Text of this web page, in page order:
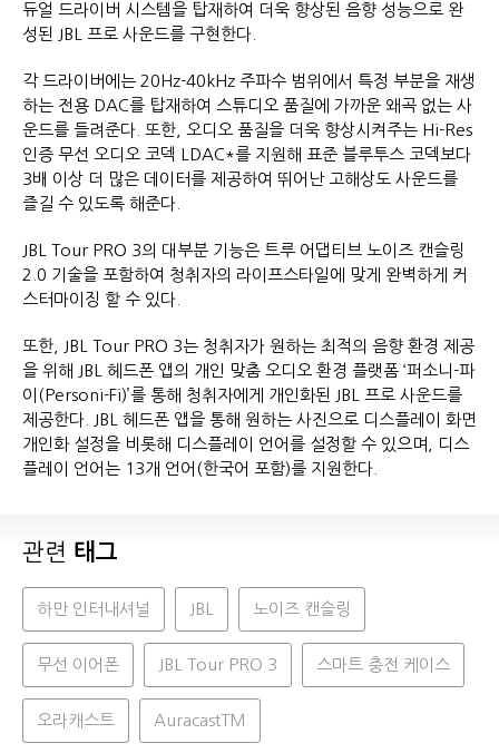
듀얼 드라이버 시스템을 탑재하여 더욱 향상된 음향 성능으로 완
성된 JBL 프로 사운드를 구현한다.
각 드라이버에는 20Hz-40kHz 주파수 범위에서 특정 부분을 재생
하는 전용 DAC를 탑재하여 스튜디오 품질에 가까운 왜곡 없는 사
운드를 들려준다. 또한, 오디오 품질을 더욱 향상시켜주는 Hi-Res
인증 무선 오디오 코덱 LDAC*를 지원해 표준 블루투스 코덱보다
3배 이상 더 많은 데이터를 제공하여 뛰어난 고해상도 사운드를
즐길 수 있도록 해준다.
JBL Tour PRO 3의 대부분 기능은 트루 어댑티브 노이즈 캔슬링
2.0 기술을 포함하여 청취자의 라이프스타일에 맞게 완벽하게 커
스터마이징 할 수 있다.
또한, JBL Tour PRO 3는 청취자가 원하는 최적의 음향 환경 제공
을 위해 JBL 헤드폰 앱의 개인 맞춤 오디오 환경 플랫폼 ‘퍼소니-파
이(Personi-Fi)’를 통해 청취자에게 개인화된 JBL 프로 사운드를
제공한다. JBL 헤드폰 앱을 통해 원하는 사진으로 디스플레이 화면
개인화 설정을 비롯해 디스플레이 언어를 설정할 수 있으며, 디스
플레이 언어는 13개 언어(한국어 포함)를 지원한다.
관련 태그
하만 인터내셔널 JBL 노이즈 캔슬링
무선 이어폰 JBL Tour PRO 3 스마트 충전 케이스
오라캐스트 AuracastTM